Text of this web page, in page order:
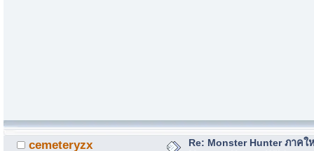
cemeteryzx
Re: Monster Hunter ภาคใ